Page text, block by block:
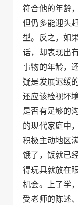
符合他的年龄
但仍多能迎头
型。反之，如
话，却表现出
事物的年龄，
疑是发展迟缓
还应该检视坏
是否有足够的
的现代家庭中
积极主动地区
饿了，饭就已
得玩具就放在
机会。上了学
受老师的陈述